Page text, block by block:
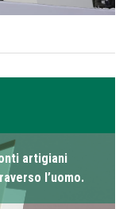
artigiani
l’uomo.